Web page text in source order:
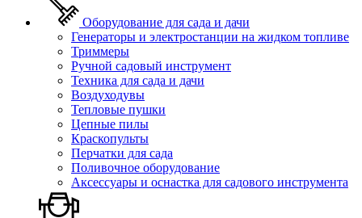
Оборудование для сада и дачи
Генераторы и электростанции на жидком топливе
Триммеры
Ручной садовый инструмент
Техника для сада и дачи
Воздуходувы
Тепловые пушки
Цепные пилы
Краскопульты
Перчатки для сада
Поливочное оборудование
Аксессуары и оснастка для садового инструмента